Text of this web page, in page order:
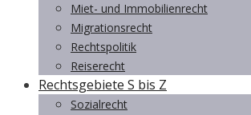
Miet- und Immobilienrecht
Migrationsrecht
Rechtspolitik
Reiserecht
Rechtsgebiete S bis Z
Sozialrecht